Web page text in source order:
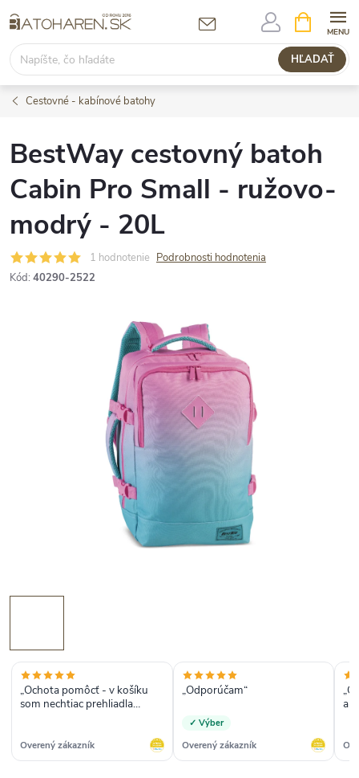
na
obsah
HĽADAŤ
KOŠÍK
Cestovné - kabínové batohy
BestWay cestovný batoh
Cabin Pro Small - ružovo-
modrý - 20L
1 hodnotenie Podrobnosti hodnotenia
Kód: 40290-2522
„Ochota pomôcť - v košíku
som nechtiac prehliadla
napísala som mail, obratom
mi pomohli. Ďakujem :)“
Overený zákazník
„Odporúčam“
✓ Výber
Overený zákazník
a